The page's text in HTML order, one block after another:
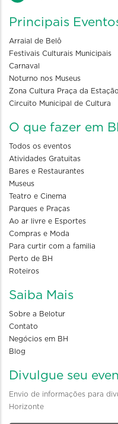
Principais
Arraial de Belô
Festivais Culturais Municipais
Carnaval
Noturno nos Museus
Zona Cultura Praça da Estação
Circuito Municipal de Cultura
O que fazer em
Todos os eventos
Atividades Gratuitas
Bares e Restaurantes
Museus
Teatro e Cinema
Parques e Praças
Ao ar livre e Esportes
Compras e Moda
Para curtir com a familia
Perto de BH
Roteiros
Saiba Mais
Sobre a Belotur
Contato
Negócios em BH
Blog
Divulgue seu
Envio de informações para
Horizonte